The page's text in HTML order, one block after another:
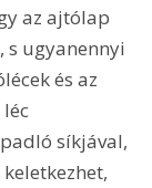
az ajtólap
s ugyanennyi
és az
síkjával,